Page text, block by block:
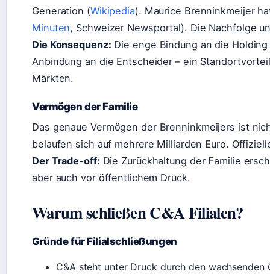
Generation (Wikipedia). Maurice Brenninkmeijer
Minuten, Schweizer Newsportal). Die Nachfolge
Die Konsequenz: Die enge Bindung an die
Anbindung an die Entscheider – ein
Märkten.
Vermögen der Familie
Das genaue Vermögen der Brenninkmeijers ist
belaufen sich auf mehrere Milliarden Euro.
Der Trade-off: Die Zurückhaltung der Familie
aber auch vor öffentlichem Druck.
Warum schließen C&A Filialen?
Gründe für Filialschließungen
C&A steht unter Druck durch den wachsenden